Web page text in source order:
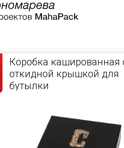
Коробка кашированная
откидной крышкой для
бутылки